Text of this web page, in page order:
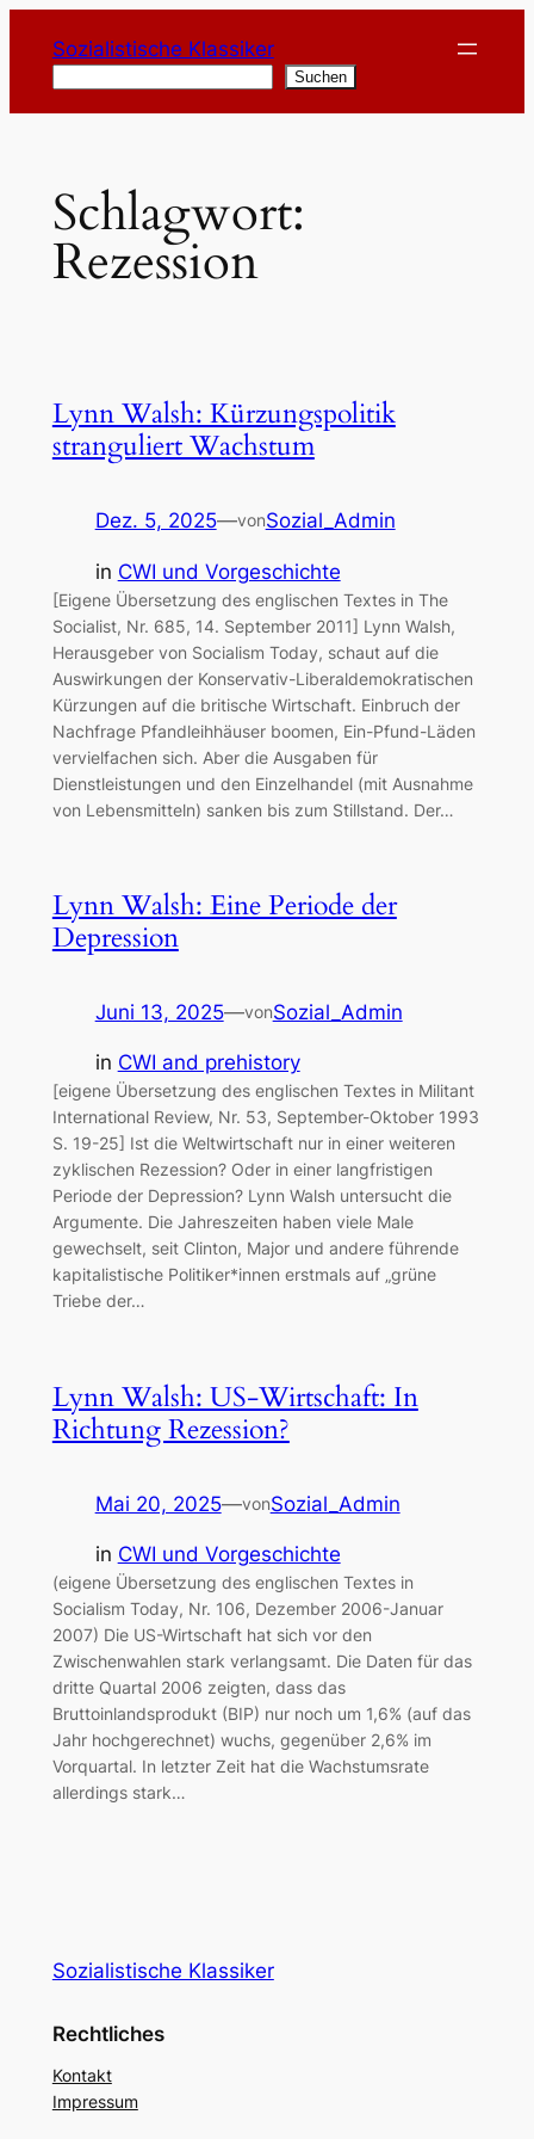
Inhalt
springen
Sozialistische Klassiker
Suchen
Schlagwort:
Rezession
Lynn Walsh: Kürzungspolitik
stranguliert Wachstum
Dez. 5, 2025—vonSozial_Admin
in CWI und Vorgeschichte
[Eigene Übersetzung des englischen Textes in The
Socialist, Nr. 685, 14. September 2011] Lynn Walsh,
Herausgeber von Socialism Today, schaut auf die
Auswirkungen der Konservativ-Liberaldemokratischen
Kürzungen auf die britische Wirtschaft. Einbruch der
Nachfrage Pfandleihhäuser boomen, Ein-Pfund-Läden
vervielfachen sich. Aber die Ausgaben für
Dienstleistungen und den Einzelhandel (mit Ausnahme
von Lebensmitteln) sanken bis zum Stillstand. Der…
Lynn Walsh: Eine Periode der
Depression
Juni 13, 2025—vonSozial_Admin
in CWI and prehistory
[eigene Übersetzung des englischen Textes in Militant
International Review, Nr. 53, September-Oktober 1993
S. 19-25] Ist die Weltwirtschaft nur in einer weiteren
zyklischen Rezession? Oder in einer langfristigen
Periode der Depression? Lynn Walsh untersucht die
Argumente. Die Jahreszeiten haben viele Male
gewechselt, seit Clinton, Major und andere führende
kapitalistische Politiker*innen erstmals auf „grüne
Triebe der…
Lynn Walsh: US-Wirtschaft: In
Richtung Rezession?
Mai 20, 2025—vonSozial_Admin
in CWI und Vorgeschichte
(eigene Übersetzung des englischen Textes in
Socialism Today, Nr. 106, Dezember 2006-Januar
2007) Die US-Wirtschaft hat sich vor den
Zwischenwahlen stark verlangsamt. Die Daten für das
dritte Quartal 2006 zeigten, dass das
Bruttoinlandsprodukt (BIP) nur noch um 1,6% (auf das
Jahr hochgerechnet) wuchs, gegenüber 2,6% im
Vorquartal. In letzter Zeit hat die Wachstumsrate
allerdings stark…
Sozialistische Klassiker
Rechtliches
Kontakt
Impressum